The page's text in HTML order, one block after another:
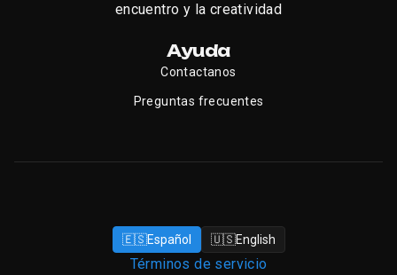
encuentro y la creatividad
Ayuda
Contactanos
Preguntas frecuentes
🇪🇸Español 🇺🇸English
Términos de servicio